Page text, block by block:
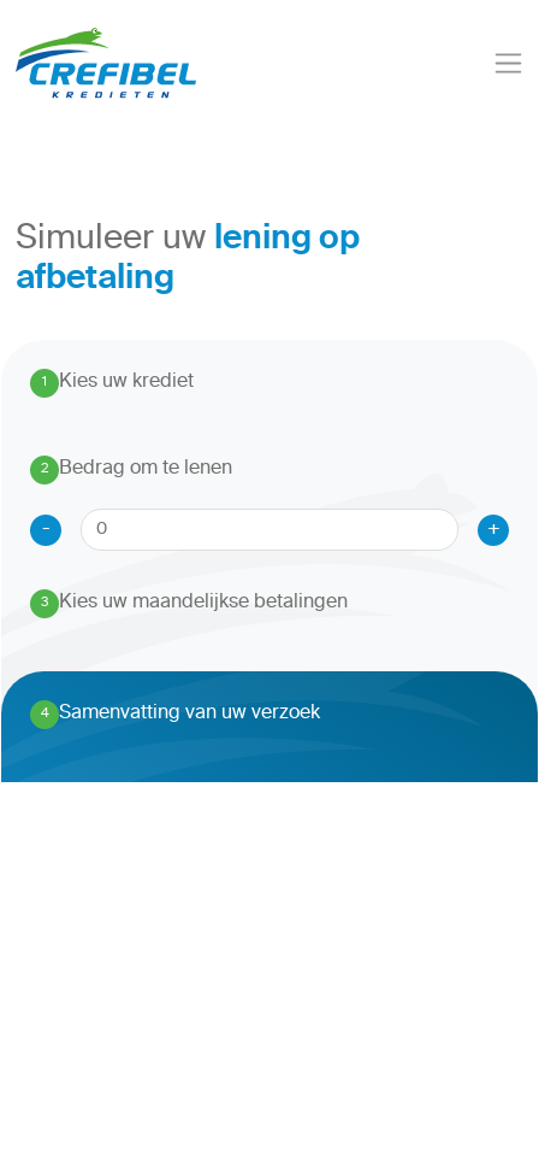
Simuleer uwlening op
afbetaling
1. Kies uw krediet
2
.
Bedrag om te lenen
-
+
3
. Kies uw maandelijkse betalingen
4
. Samenvatting van uw verzoek